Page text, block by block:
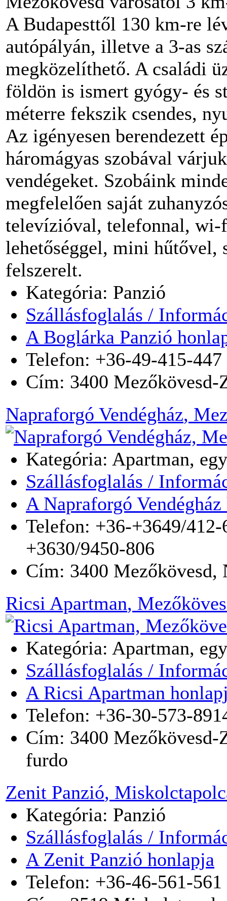
A Budapesttől 130 km-re
autópályán, illetve a 3-as
megközelíthető. A családi
földön is ismert gyógy- és
méterre fekszik csendes,
Az igényesen berendezett
háromágyas szobával
vendégeket. Szobáink
megfelelően saját
televízióval, telefonnal, wi-
lehetőséggel, mini hűtővel,
felszerelt.
Kategória: Panzió
Szállásfoglalás /
A Boglárka Panzió
Telefon: +36-49-415-447
Cím: 3400 Mezőkövesd-
Napraforgó Vendégház,
Kategória: Apartman,
Szállásfoglalás /
A Napraforgó
Telefon: +36-+3649/
+3630/9450-806
Cím: 3400 Mezőkövesd,
Ricsi Apartman,
Kategória: Apartman,
Szállásfoglalás /
A Ricsi Apartman
Telefon: +36-30-573-
Cím: 3400 Mezőkövesd-
furdo
Zenit Panzió,
Kategória: Panzió
Szállásfoglalás /
A Zenit Panzió honlapja
Telefon: +36-46-561-561